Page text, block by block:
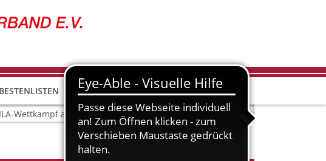
BESTENLISTEN
am 21.06.2026 in Dorlar startet bereits um 09:00 Uhr - eine Stunde früher